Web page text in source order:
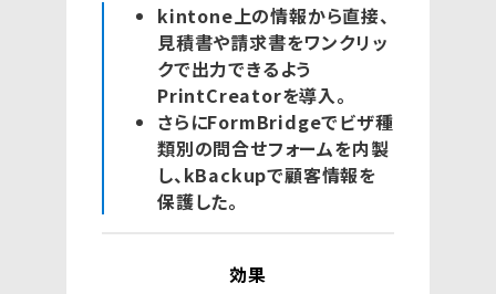
kintone上の情報から直接、
見積書や請求書をワンクリッ
クで出力できるよう
PrintCreatorを導入。
さらにFormBridgeでビザ種
類別の問合せフォームを内製
し、kBackupで顧客情報を
保護した。
効果